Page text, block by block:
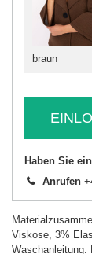
braun
Haben Sie
Anrufen
Viskose, 3%
Waschanleitung: